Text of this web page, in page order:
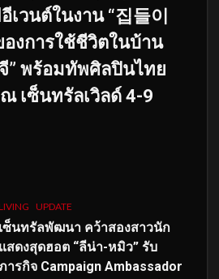
วนต์ในงาน “집들이
องการใช้ชีวิตในบ้าน
” พร้อมทัพศิลปินไทย
เซ็นทรัลเวิลด์ 4-9
UPDATE
เซ็นทรัลพัฒนา คว้าสองสาวนัก
แสดงสุดฮอต “ลีน่า-หมิว” รับ
ารกิจ Campaign Ambassador